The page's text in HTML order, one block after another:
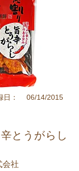
日： 06/14/2015
とうがらし
会社